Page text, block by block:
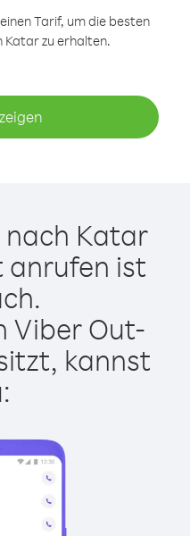
Tarif, um die besten
Katar zu erhalten.
nach Katar
anrufen ist
Viber Out-
kannst